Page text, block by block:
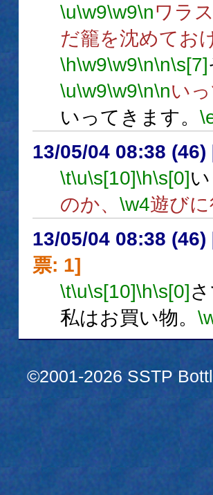
\u\w9\w9\nワラ
だ籠を沈めてお
\h\w9\w9\n\n\s[7]
\u\w9\w9\n\nい
いってきます。
13/05/04 08:38 (46)
\t\u\s[10]\h\s[0]
のか、 \w4遊び
13/05/04 08:38 (46)
票: 1]
\t\u\s[10]\h\s[0]
私はお買い物。
©2001-2026 SSTP